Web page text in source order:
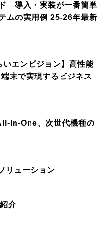
導入・実装が一番簡単
ムの実用例 25-26年最新
いエンビジョン】高性能
末で実現するビジネス
In-One、次世代機種の
リューション
介